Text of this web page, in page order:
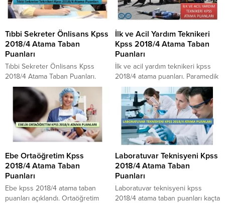
Sağlık Bakanlığı Sosyal Çalışmacı
atama taban puanları. Sosyal
Sosyal hizmetler kpss 2018/4
kontenjanları. Sağlık Bakanlığı
sözleşmeli sosyal çalışmacı atama
puanları. Bütün detayları...
atama puanları. Ortaöğretim att
atama puanları 2018. İlk ve acil
taban puanı 2018. İlk...
Tıbbi Sekreter Önlisans Kpss
2018/4 Atama Taban
Puanları
Tıbbi Sekreter Önlisans Kpss
2018/4 Atama Taban Puanları.
Tıbbi Sekreter kpss atama
puanları. Tıbbi Sekreter atama
taban puanları 2018. Tıbbi
Sekreter kpss taban puanları.
Sağlık Bakanlığı Tıbbi Sekreter
önlisans atama taban puanları.
Sekreter atama puanları. Tıbbi
Sekreter Kpss 2018/4
Kontenjanları. Tıbbi
Dokümantasyon ve Sekreterlik
bölümü mezunları...
İlk ve Acil Yardım Teknikeri
Kpss 2018/4 Atama Taban
Puanları
İlk ve acil yardım teknikeri kpss
2018/4 atama puanları. Paramedik
atama puanları kpss 2018. İlk ve
Acil Yardım Teknikeri kpss taban
puanları. İlk ve Acil Yardım
Teknikeri atama taban puanları
2018. Sağlık Bakanlığı İlk ve Acil
Yardım Teknikeri Kpss 2018/4
Atama Puanları. Sağlık Bakanlığı
paramedik atama puanları 2018.
Detaylar...
Ebe Ortaöğretim Kpss
2018/4 Atama Taban
Puanları
Ebe kpss 2018/4 atama taban
puanları açıklandı. Ortaöğretim
Laboratuvar Teknisyeni Kpss
2018/4 Atama Taban
Puanları
Laboratuvar teknisyeni kpss
2018/4 atama taban puanları kaçta